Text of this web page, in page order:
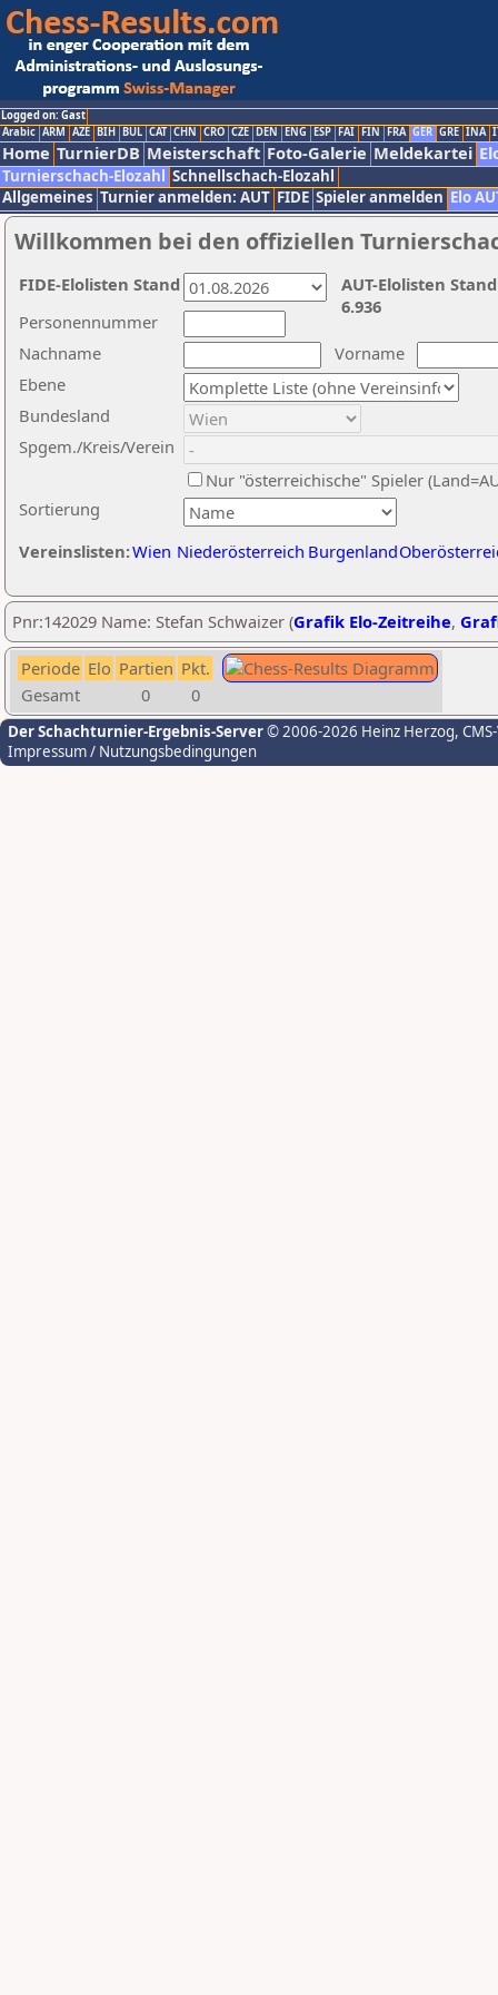
Logged on: Gast
Arabic ARM AZE BIH BUL CAT CHN CRO CZE DEN ENG ESP FAI FIN FRA GER GRE INA
Home TurnierDB Meisterschaft Foto-Galerie Meldekartei
Turnierschach-Elozahl Schnellschach-Elozahl
Allgemeines Turnier anmelden: AUT FIDE Spieler anmelden Elo
Willkommen bei den offiziellen
Nachname
Vorname
Ebene
Sortierung
Personennummer
Bundesland
Spgem./Kreis/Verein
Nur "österreichische" Spieler
Vereinslisten:Wien Niederösterreich Burgenland
AUT-Elolisten
6.936
FIDE-Elolisten Stand
Pnr:142029 Name: Stefan Schwaizer (Grafik Elo-Zeitreihe,
Periode Elo Partien Pkt.
Gesamt
0 0
Der Schachturnier-Ergebnis-Server© 2006-2026 Heinz Herzog,
Impressum / Nutzungsbedingungen